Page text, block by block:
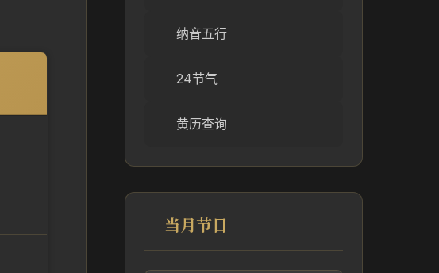
纳音五行
24节气
黄历查询
当月节日